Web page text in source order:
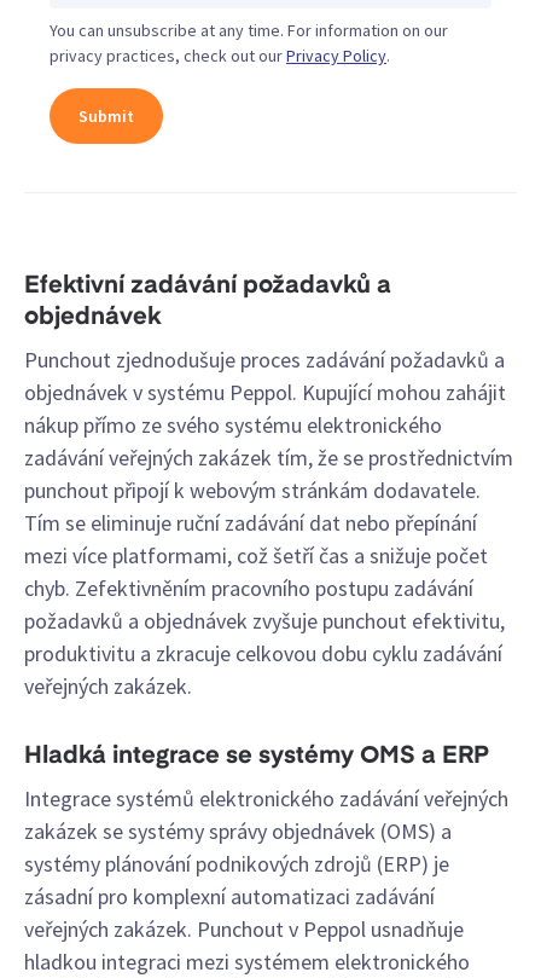
You can unsubscribe at any time. For information on our
privacy practices, check out ourPrivacy Policy.
Efektivní zadávání požadavků a
objednávek
Punchout zjednodušuje proces zadávání požadavků a
objednávek v systému Peppol. Kupující mohou zahájit
nákup přímo ze svého systému elektronického
zadávání veřejných zakázek tím, že se prostřednictvím
punchout připojí k webovým stránkám dodavatele.
Tím se eliminuje ruční zadávání dat nebo přepínání
mezi více platformami, což šetří čas a snižuje počet
chyb. Zefektivněním pracovního postupu zadávání
požadavků a objednávek zvyšuje punchout efektivitu,
produktivitu a zkracuje celkovou dobu cyklu zadávání
veřejných zakázek.
Hladká integrace se systémy OMS a ERP
Integrace systémů elektronického zadávání veřejných
zakázek se systémy správy objednávek (OMS) a
systémy plánování podnikových zdrojů (ERP) je
zásadní pro komplexní automatizaci zadávání
veřejných zakázek. Punchout v Peppol usnadňuje
hladkou integraci mezi systémem elektronického